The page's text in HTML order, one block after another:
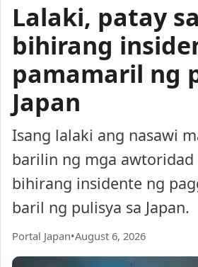
Lalaki, patay sa
bihirang
pamamaril ng
Japan
Isang lalaki ang nasawi
barilin ng mga awtoridad
bihirang insidente ng
baril ng pulisya sa Japan.
Portal Japan•August 6, 2026